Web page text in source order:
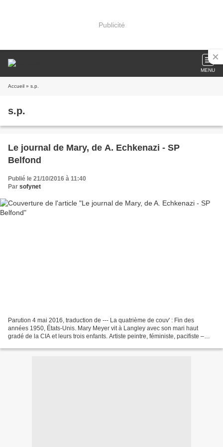
Publicité
MENU
Accueil » s.p.
s.p.
Le journal de Mary, de A. Echkenazi - SP
Belfond
Publié le 21/10/2016 à 11:40
Par sofynet
Parution 4 mai 2016, traduction de --- La quatrième de couv' : Fin des
années 1950, États-Unis. Mary Meyer vit à Langley avec son mari haut
gradé de la CIA et leurs trois enfants. Artiste peintre, féministe, pacifiste –